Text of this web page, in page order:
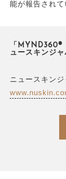
能が報告されて
「MYND360®
ュースキンジャ
ニュースキン